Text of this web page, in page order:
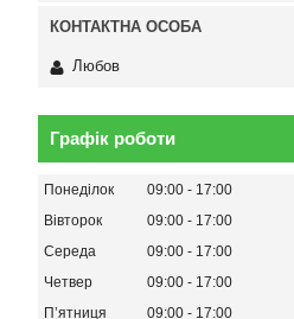
Любов
Графік роботи
Понеділок 09:00
17:00
Вівторок
09:00
17:00
Середа
09:00
17:00
Четвер
09:00
17:00
Пʼятниця
09:00
17:00